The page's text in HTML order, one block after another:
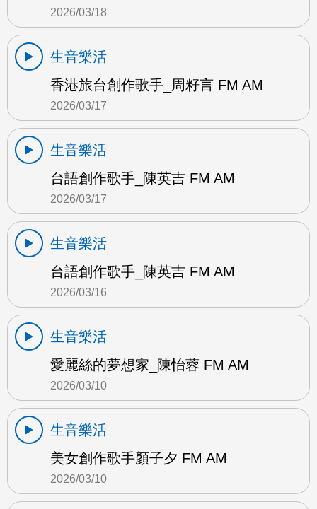
2026/03/18
生音樂活
香港旅台創作歌手_周籽言 FM AM
2026/03/17
生音樂活
台語創作歌手_陳英吉 FM AM
2026/03/17
生音樂活
台語創作歌手_陳英吉 FM AM
2026/03/16
生音樂活
愛麗絲的夢想家_陳怡蓉 FM AM
2026/03/10
生音樂活
美女創作歌手顏子夕 FM AM
2026/03/10